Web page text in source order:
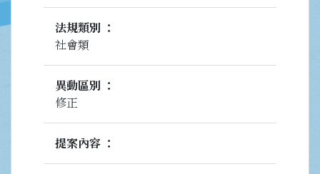
法規類別
社會類
異動區別
修正
提案內容